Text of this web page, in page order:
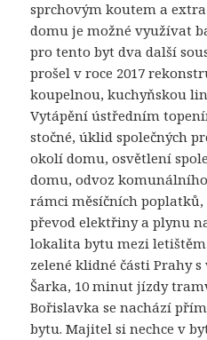
sprchovým koutem a extra
domu je možné využívat
pro tento byt dva další
prošel v roce 2017
koupelnou, kuchyňskou
Vytápění ústředním
stočné, úklid společných
okolí domu, osvětlení
domu, odvoz
rámci měsíčních poplatků,
převod elektřiny a plynu
lokalita bytu mezi
zelené klidné části Prahy
Šarka, 10 minut jízdy
Bořislavka se nachází
bytu. Majitel si nechce v